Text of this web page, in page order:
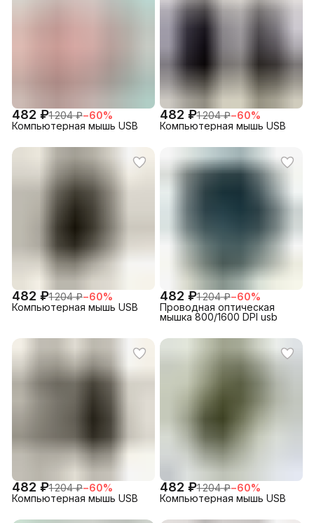
482 ₽1 204 ₽−60%
Компьютерная мышь USB
482 ₽1 204 ₽−60%
Компьютерная мышь USB
482 ₽1 204 ₽−60%
Компьютерная мышь USB
482 ₽1 204 ₽−60%
Проводная оптическая
мышка 800/1600 DPI usb
482 ₽1 204 ₽−60%
Компьютерная мышь USB
482 ₽1 204 ₽−60%
Компьютерная мышь USB